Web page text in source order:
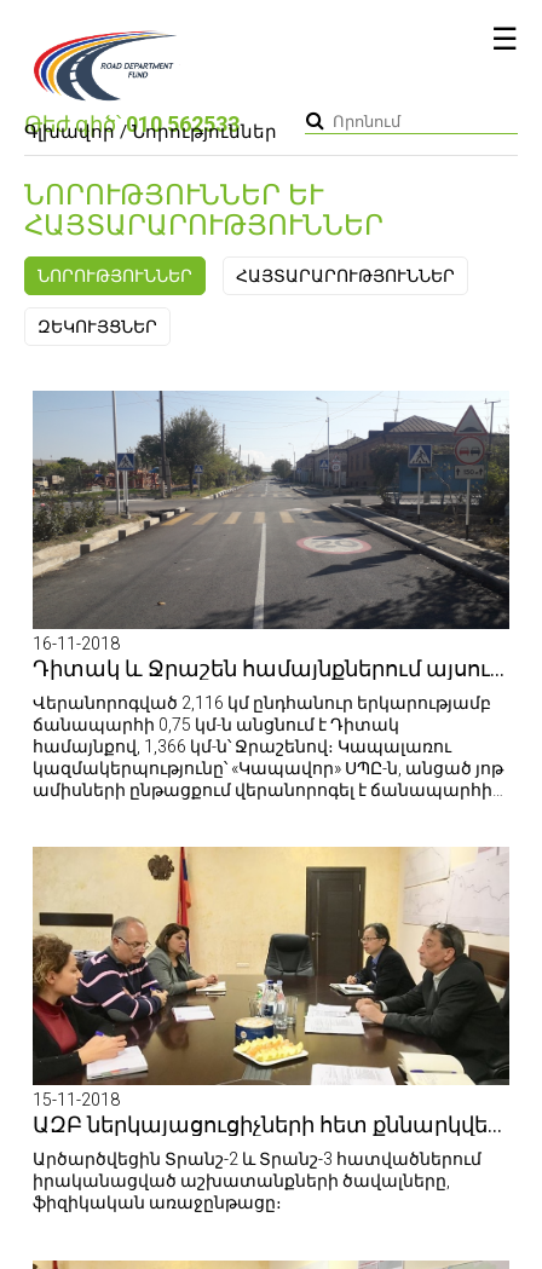
☰
Թեժ գիծ՝010 562533
Գլխավոր / Նորություններ
ՆՈՐՈՒԹՅՈՒՆՆԵՐ ԵՒ Հ
ԱՅՏԱՐԱՐՈՒԹՅՈՒՆՆԵՐ
ՆՈՐՈՒԹՅՈՒՆՆԵՐ ՀԱՅՏԱՐԱՐՈՒԹՅՈՒՆՆԵՐ
ԶԵԿՈՒՅՑՆԵՐ
16-11-2018
Դիտակ և Ջրաշեն համայնքներում այսուհետև կերթևեկեն վերանորոգված ավտոճանապարհով
Վերանորոգված 2,116 կմ ընդհանուր երկարությամբ
ճանապարհի 0,75 կմ-ն անցնում է Դիտակ
համայնքով, 1,366 կմ-ն՝ Ջրաշենով։ Կապալառու
կազմակերպությունը՝ «Կապավոր» ՍՊԸ-ն, անցած յոթ
ամիսների ընթացքում վերանորոգել է ճանապարհի
համակարգը, տեղադրել է նոր երկաթբետոնե վաքեր
և մետաղական խողովակներ։
15-11-2018
ԱԶԲ ներկայացուցիչների հետ քննարկվեցին ընթացիկ հարցեր
Արծարծվեցին Տրանշ-2 և Տրանշ-3 հատվածներում
իրականացված աշխատանքների ծավալները,
ֆիզիկական առաջընթացը։